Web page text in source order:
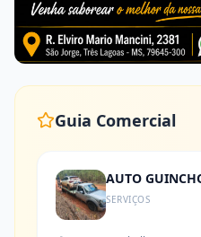
Guia Comercial
AUTO
SERVIÇOS